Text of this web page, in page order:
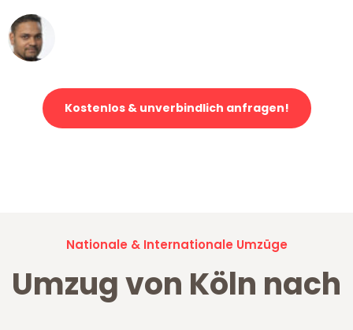
Kostenlos & unverbindlich anfragen!
Nationale & Internationale Umzüge
Umzug von Köln nach